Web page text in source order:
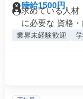
時給1500円
求めている人材
に必要な 資格・
業界未経験歓迎